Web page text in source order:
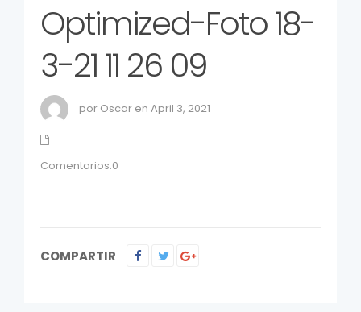
Optimized-Foto 18-
3-21 11 26 09
por Oscar en April 3, 2021
Comentarios:0
COMPARTIR